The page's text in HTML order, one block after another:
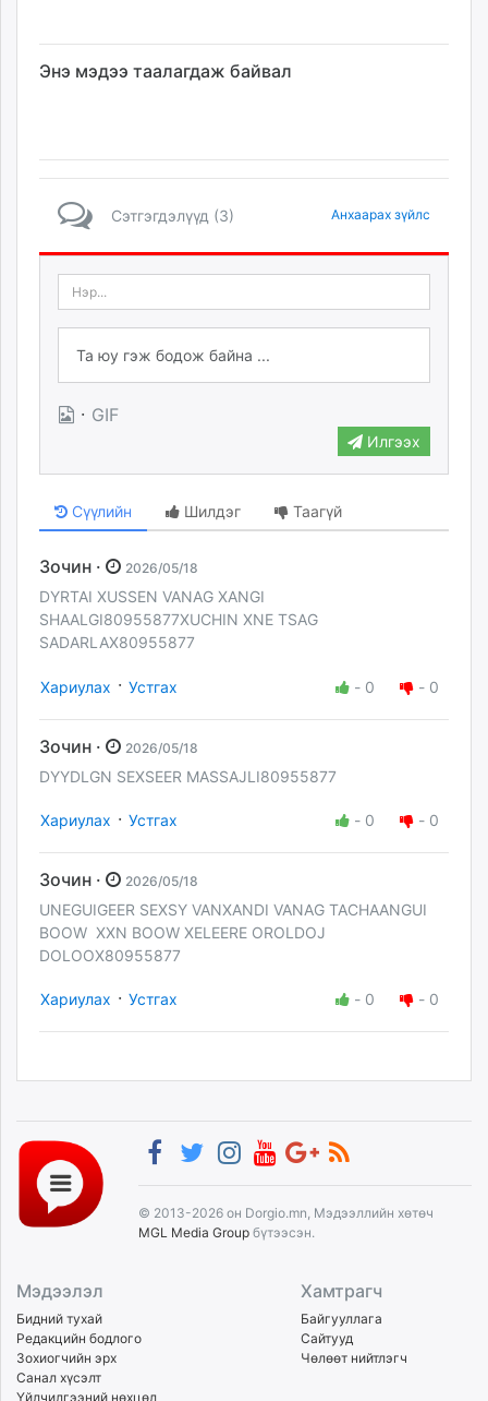
Энэ мэдээ таалагдаж байвал
Сэтгэгдэлүүд (3) Анхаарах зүйлс
· GIF
Илгээх
Сүүлийн Шилдэг Таагүй
Зочин · 2026/05/18
DYRTAI XUSSEN VANAG XANGI
SHAALGI80955877XUCHIN XNE TSAG
SADARLAX80955877
Хариулах · Устгах - 0 - 0
Зочин · 2026/05/18
DYYDLGN SEXSEER MASSAJLI80955877
Хариулах · Устгах - 0 - 0
Зочин · 2026/05/18
UNEGUIGEER SEXSY VANXANDI VANAG TACHAANGUI
BOOW XXN BOOW XELEERE OROLDOJ
DOLOOX80955877
Хариулах · Устгах - 0 - 0
© 2013-2026 он Dorgio.mn, Мэдээллийн хөтөч
MGL Media Group бүтээсэн.
Мэдээлэл
Бидний тухай
Редакцийн бодлого
Зохиогчийн эрх
Санал хүсэлт
Үйлчилгээний нөхцөл
Хамтрагч
Байгууллага
Сайтууд
Чөлөөт нийтлэгч